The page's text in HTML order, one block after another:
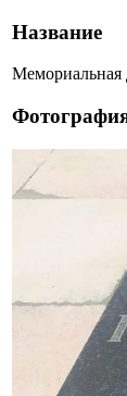
Название
Мемориальная